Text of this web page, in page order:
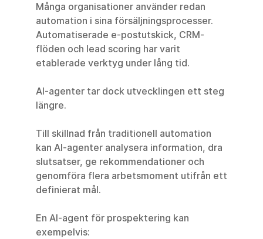
Många organisationer använder redan
automation i sina försäljningsprocesser.
Automatiserade e-postutskick, CRM-
flöden och lead scoring har varit
etablerade verktyg under lång tid.
AI-agenter tar dock utvecklingen ett steg
längre.
Till skillnad från traditionell automation
kan AI-agenter analysera information, dra
slutsatser, ge rekommendationer och
genomföra flera arbetsmoment utifrån ett
definierat mål.
En AI-agent för prospektering kan
exempelvis: